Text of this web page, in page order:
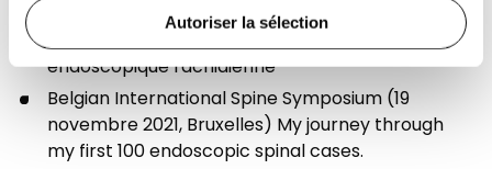
Autoriser la sélection
Journées Médicales de la Citadelle (02 octobre
2021, Liège) Présentation de la chirurgie
endoscopique rachidienne
Belgian International Spine Symposium (19
novembre 2021, Bruxelles) My journey through
my first 100 endoscopic spinal cases.